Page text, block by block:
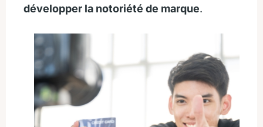
développer la notoriété de marque.